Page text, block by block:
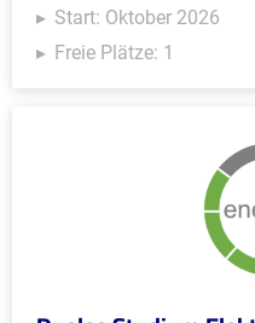
Start: Oktober 2026
Freie Plätze: 1